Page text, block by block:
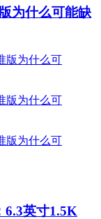
为什么可能缺
6.3英寸1.5K